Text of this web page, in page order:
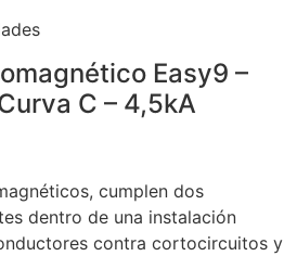
Easy9 –
C – 4,5kA
cumplen dos
dentro de una instalación
contra cortocircuitos y